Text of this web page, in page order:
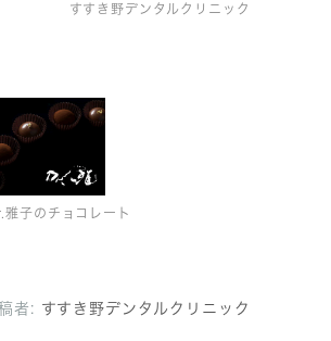
すすき野デンタルクリニック
雅子のチョコレート
者: すすき野デンタルクリニック